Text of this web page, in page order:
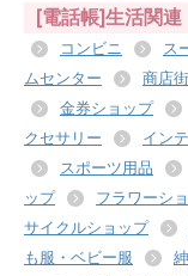
[電話帳]生活関連
コンビニ ス
ムセンター
商店街
金券ショップ
クセサリー
イン
スポーツ用品
ップ
フラワーシ
サイクルショップ
も服・ベビー服